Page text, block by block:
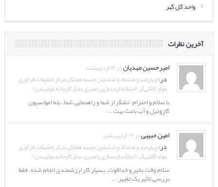
واحد گل گهر
آخرین نظرات
امیرحسین مهدیاندر ۱۴ اردیبهشت
در:چهارصد و هشتاد و ششمین جلسه هفتگی مرکز تحقیقات فرآوری
مواد کاشی‌گر (استانداردسازی راهبری مدار کارخانه مولیبدن)
با سلام و احترام. تشکر از شما و راهنمایی شما. بله امولسیون
گازوئیل و آب باعث بهت ...
امین حبیبیدر ۰۷ اردیبهشت
در:چهارصد و هشتاد و ششمین جلسه هفتگی مرکز تحقیقات فرآوری
مواد کاشی‌گر (استانداردسازی راهبری مدار کارخانه مولیبدن)
سلام وقت بخیر و خداقوّت. بسیار کار ارزشمندی انجام شده. فقط
بررسی تاثیر یک تغییر ...